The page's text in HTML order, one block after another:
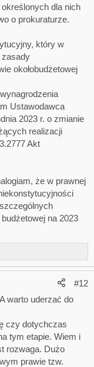
dla nich
o prokuraturze.
który w
zasady
okołobudżetowej
Ustawodawca
2023 r. o zmianie
realizacji
Akt
że w prawnej
na 2023
#12
warto uderzać do
czy dotychczas
tym etapie. Wiem i
rozwaga. Dużo
prawie tzw.